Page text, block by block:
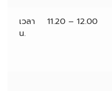
เวลา 11.20 – 12.00
น.